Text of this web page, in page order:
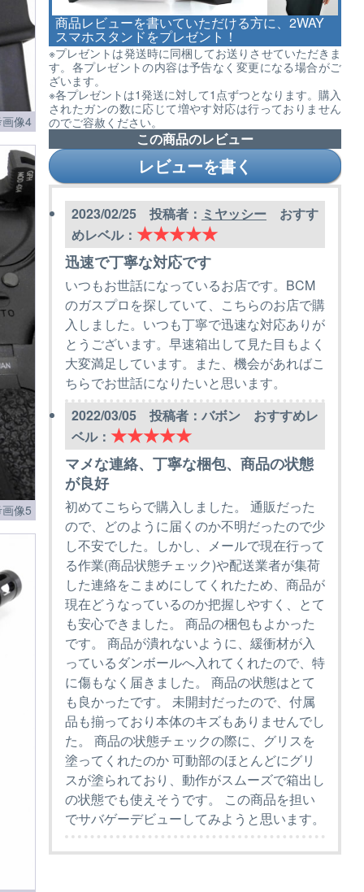
商品レビューを書いていただける方に、2WAY
スマホスタンドをプレゼント！
※プレゼントは発送時に同梱してお送りさせていただきま
す。各プレゼントの内容は予告なく変更になる場合がご
ざいます。
※各プレゼントは1発送に対して1点ずつとなります。購入
されたガンの数に応じて増やす対応は行っておりません
のでご容赦ください。
この商品のレビュー
レビューを書く
2023/02/25 投稿者： ミヤッシー おすす
めレベル： ★★★★★
迅速で丁寧な対応です
いつもお世話になっているお店です。BCM
のガスプロを探していて、こちらのお店で購
入しました。いつも丁寧で迅速な対応ありが
とうございます。早速箱出して見た目もよく
大変満足しています。また、機会があればこ
ちらでお世話になりたいと思います。
2022/03/05 投稿者：バボン おすすめレ
ベル： ★★★★★
マメな連絡、丁寧な梱包、商品の状態
が良好
初めてこちらで購入しました。 通販だった
ので、どのように届くのか不明だったので少
し不安でした。しかし、メールで現在行って
る作業(商品状態チェック)や配送業者が集荷
した連絡をこまめにしてくれたため、商品が
現在どうなっているのか把握しやすく、とて
も安心できました。 商品の梱包もよかった
です。 商品が潰れないように、緩衝材が入
っているダンボールへ入れてくれたので、特
に傷もなく届きました。 商品の状態はとて
も良かったです。 未開封だったので、付属
品も揃っており本体のキズもありませんでし
た。 商品の状態チェックの際に、グリスを
塗ってくれたのか 可動部のほとんどにグリ
スが塗られており、動作がスムーズで箱出し
の状態でも使えそうです。 この商品を担い
でサバゲーデビューしてみようと思います。
像4
像5